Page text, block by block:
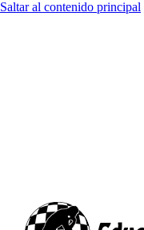
Saltar al contenido principal